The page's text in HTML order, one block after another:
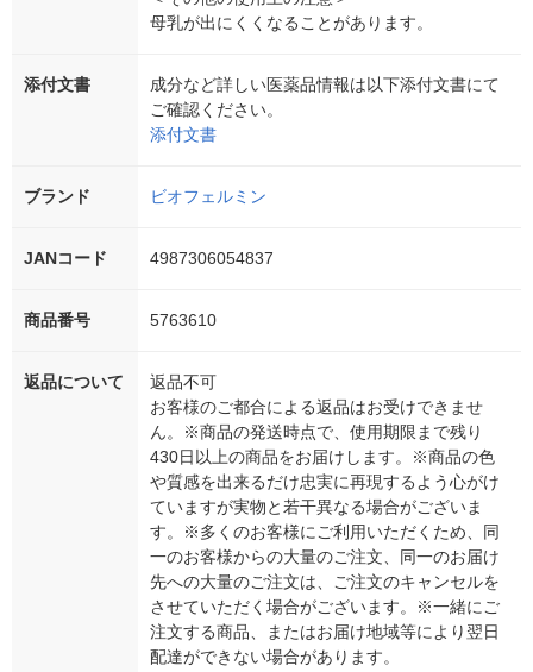
母乳が出にくくなることがあります。
添付文書
成分など詳しい医薬品情報は以下添付文書にて
ご確認ください。
添付文書
ブランド ビオフェルミン
JANコード 4987306054837
商品番号 5763610
返品について
返品不可
お客様のご都合による返品はお受けできませ
ん。※商品の発送時点で、使用期限まで残り
430日以上の商品をお届けします。※商品の色
や質感を出来るだけ忠実に再現するよう心がけ
ていますが実物と若干異なる場合がございま
す。※多くのお客様にご利用いただくため、同
一のお客様からの大量のご注文、同一のお届け
先への大量のご注文は、ご注文のキャンセルを
させていただく場合がございます。※一緒にご
注文する商品、またはお届け地域等により翌日
配達ができない場合があります。